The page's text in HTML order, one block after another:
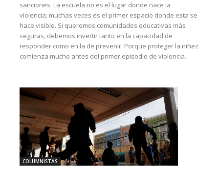
sanciones. La escuela no es el lugar donde nace la
violencia; muchas veces es el primer espacio donde esta se
hace visible. Si queremos comunidades educativas más
seguras, debemos invertir tanto en la capacidad de
responder como en la de prevenir. Porque proteger la niñez
comienza mucho antes del primer episodio de violencia.
COLUMNISTAS